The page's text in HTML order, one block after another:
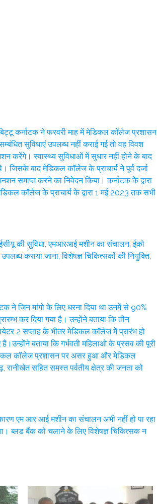
कर्नाटक ने फरवरी माह में मेडिकल कॉलेज प्रशासन
सुविधाएं उपलब्ध नहीं कराई गई तो वह विवश
करेंगे। स्वास्थ्य सुविधाओं में सुधार नहीं होने के बाद
जिसके बाद मेडिकल कॉलेज के प्राचार्य ने पूर्व दर्जा
समाप्त करने का निवेदन किया। कर्नाटक के द्वारा
कॉलेज के प्राचार्य के द्वारा 1 मई 2023 तक सभी
की सुविधा, एमआरआई मशीन का संचालन, ईको
कराया जाना, विशेषज्ञ चिकित्सकों की नियुक्ति,
ने जिन मांगो के लिए धरना दिया था उनमें से 90%
कर दिया गया है। उन्होंने बताया कि तीन
2 सप्ताह के भीतर मेडिकल कॉलेज में प्रारंभ हो
बताया कि गर्भवती महिलाओ के प्रसव की पूरी
कॉलेज प्रशासन पर असर हुआ और मेडिकल
रानीखेत सहित समस्त पर्वतीय क्षेत्र की जनता को
एम आर आई मशीन का संचालन अभी नहीं हो पा रहा
ब्लड बैंक को चलाने के लिए विशेषज्ञ चिकित्सक न